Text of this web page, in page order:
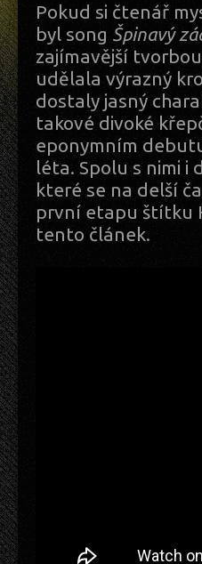
Pokud si čtenář
byl song Špinavý
zajímavější
udělala výrazný
dostaly jasný
takové divoké
eponymním
léta. Spolu s nimi i
které se na delší
první etapu štítku
tento článek.